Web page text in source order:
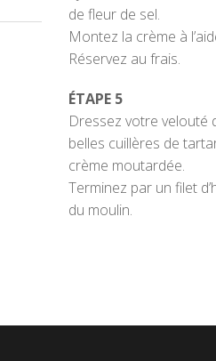
de fleur de sel.
Montez la crème à
Réservez au frais.
ÉTAPE 5
Dressez votre velouté
belles cuillères de
crème moutardée.
Terminez par un filet
du moulin.